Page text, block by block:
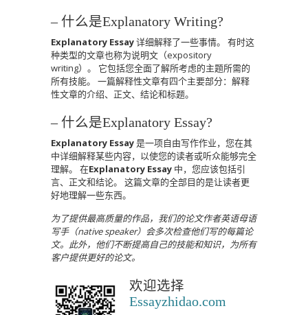
– 什么是Explanatory Writing?
Explanatory Essay详细解释了一些事情。 有时这
种类型的文章也称为说明文（expository
writing）。 它包括您全面了解所考虑的主题所需的
所有技能。 一篇解释性文章有四个主要部分：解释
性文章的介绍、正文、结论和标题。
– 什么是Explanatory Essay?
Explanatory Essay是一项自由写作作业，您在其
中详细解释某些内容，以使您的读者或听众能够完全
理解。 在Explanatory Essay 中，您应该包括引
言、正文和结论。 这篇文章的全部目的是让读者更
好地理解一些东西。
为了提供最高质量的作品，我们的论文作者英语母语
写手（native speaker）会多次检查他们写的每篇论
文。此外，他们不断提高自己的技能和知识，为所有
客户提供更好的论文。
欢迎选择
Essayzhidao.com